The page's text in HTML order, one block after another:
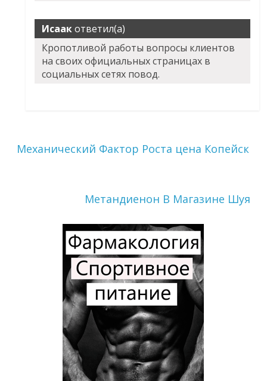
Исаакответил(а)
Кропотливой работы вопросы клиентов
на своих официальных страницах в
социальных сетях повод.
Механический Фактор Роста цена Копейск
Метандиенон В Магазине Шуя